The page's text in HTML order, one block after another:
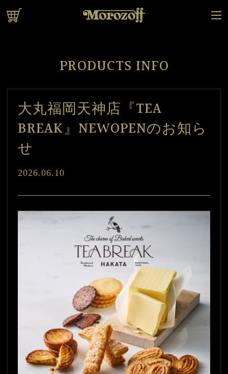
PRODUCTS INFO
大丸福岡天神店『TEA
BREAK』NEWOPENのお知ら
せ
2026.06.10